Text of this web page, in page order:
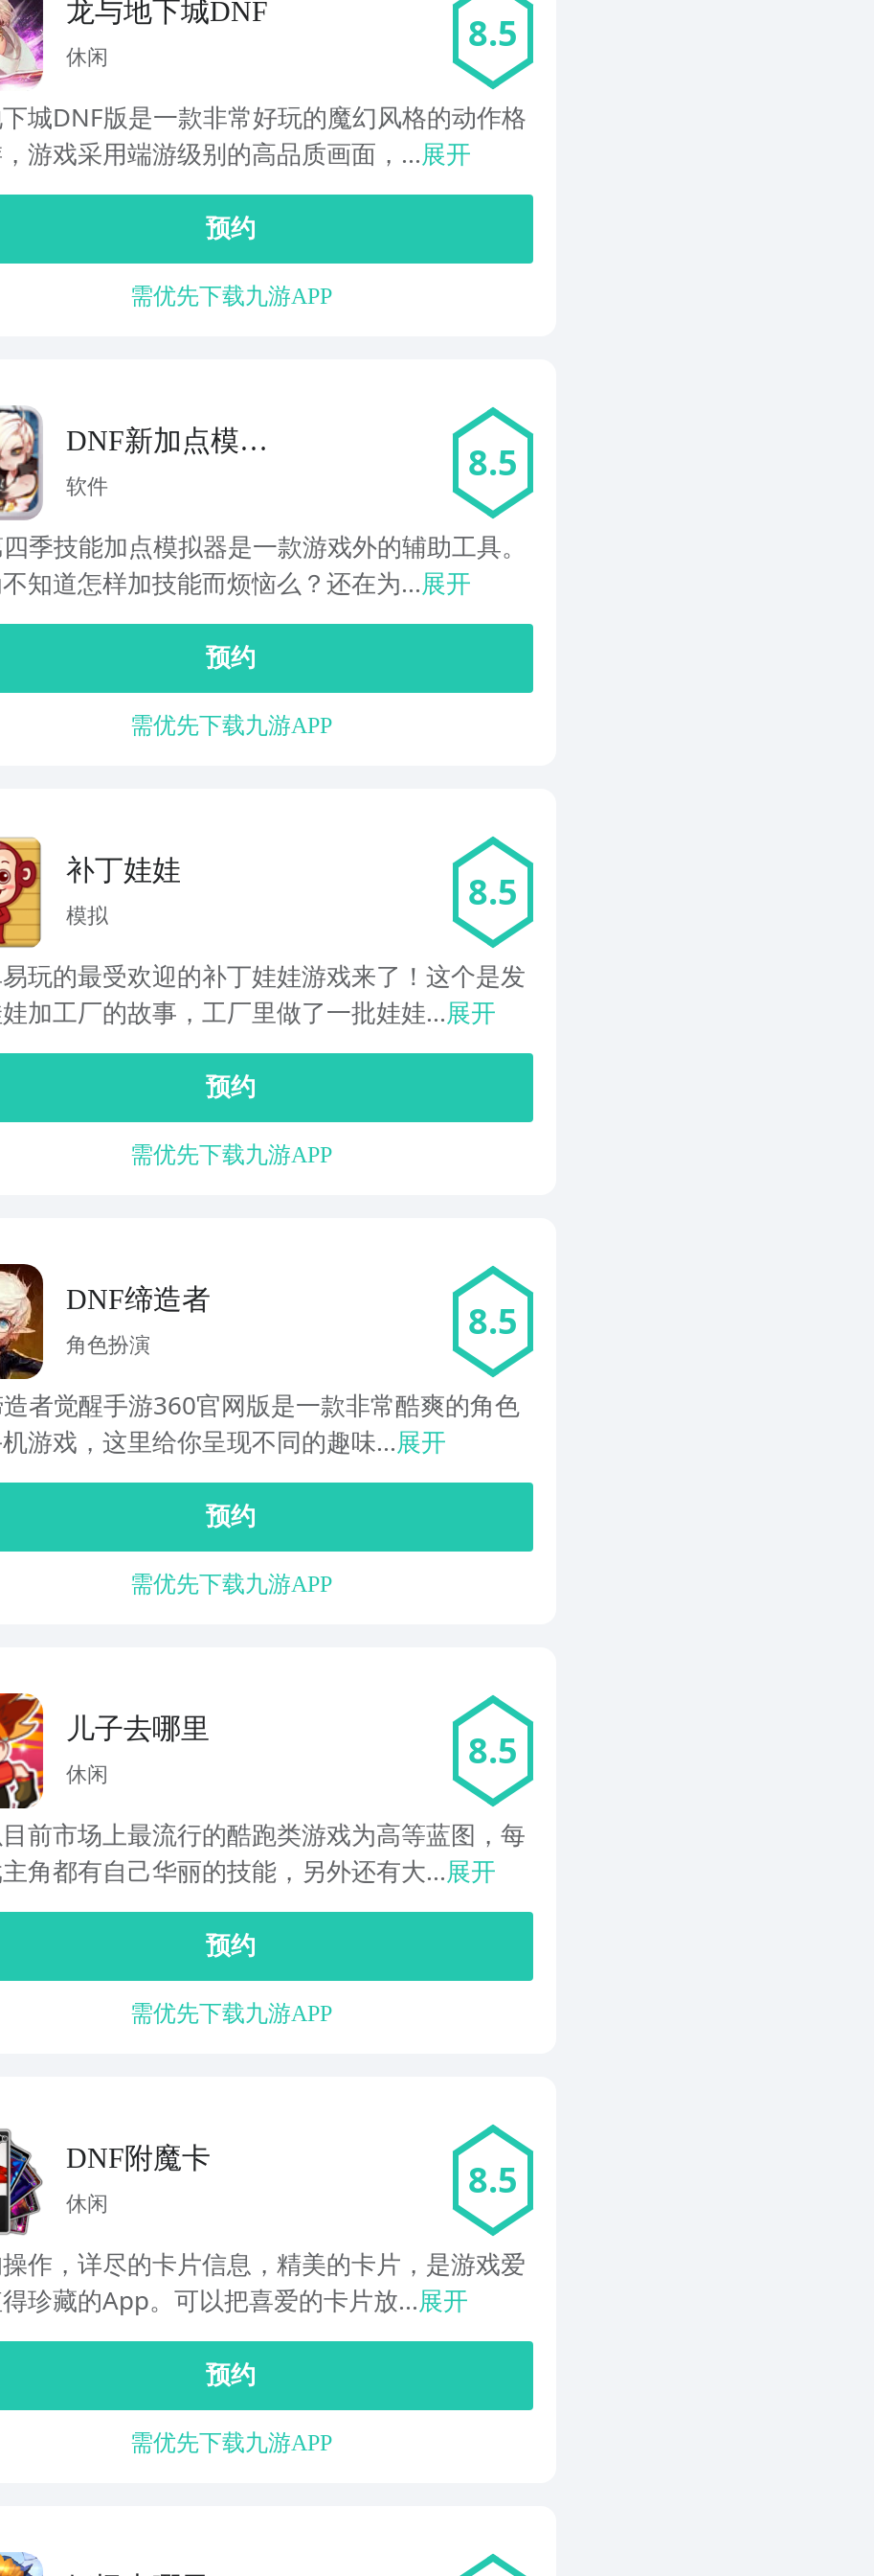
龙与地下城DNF
休闲
8.5
城DNF版是一款非常好玩的魔幻风格的动作格
游戏采用端游级别的高品质画面，...展开
预约
需优先下载九游APP
DNF新加点模拟
器
软件
8.5
季技能加点模拟器是一款游戏外的辅助工具。
知道怎样加技能而烦恼么？还在为...展开
预约
需优先下载九游APP
补丁娃娃
模拟
8.5
玩的最受欢迎的补丁娃娃游戏来了！这个是发
加工厂的故事，工厂里做了一批娃娃...展开
预约
需优先下载九游APP
DNF缔造者
角色扮演
8.5
者觉醒手游360官网版是一款非常酷爽的角色
游戏，这里给你呈现不同的趣味...展开
预约
需优先下载九游APP
儿子去哪里
休闲
8.5
前市场上最流行的酷跑类游戏为高等蓝图，每
角都有自己华丽的技能，另外还有大...展开
预约
需优先下载九游APP
DNF附魔卡
休闲
8.5
作，详尽的卡片信息，精美的卡片，是游戏爱
珍藏的App。可以把喜爱的卡片放...展开
预约
需优先下载九游APP